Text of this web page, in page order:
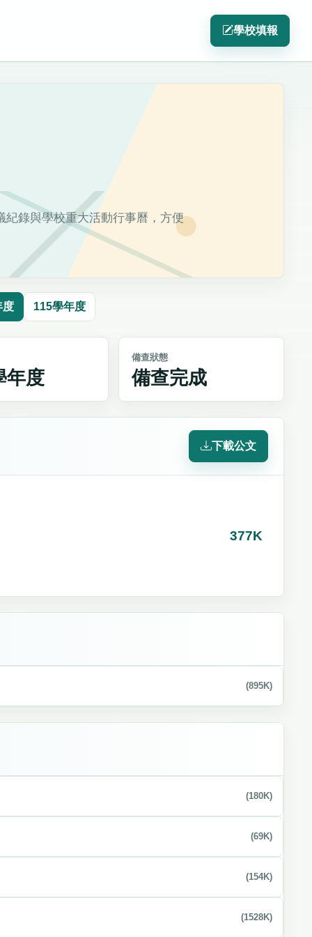
學校填報
錄與學校重大活動行事曆，方便
度 115學年度
年度
備查狀態
備查完成
下載公文
377K
(895K)
(180K)
(69K)
(154K)
(1528K)